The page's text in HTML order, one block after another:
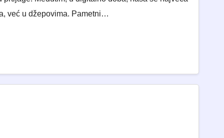
već u džepovima. Pametni…